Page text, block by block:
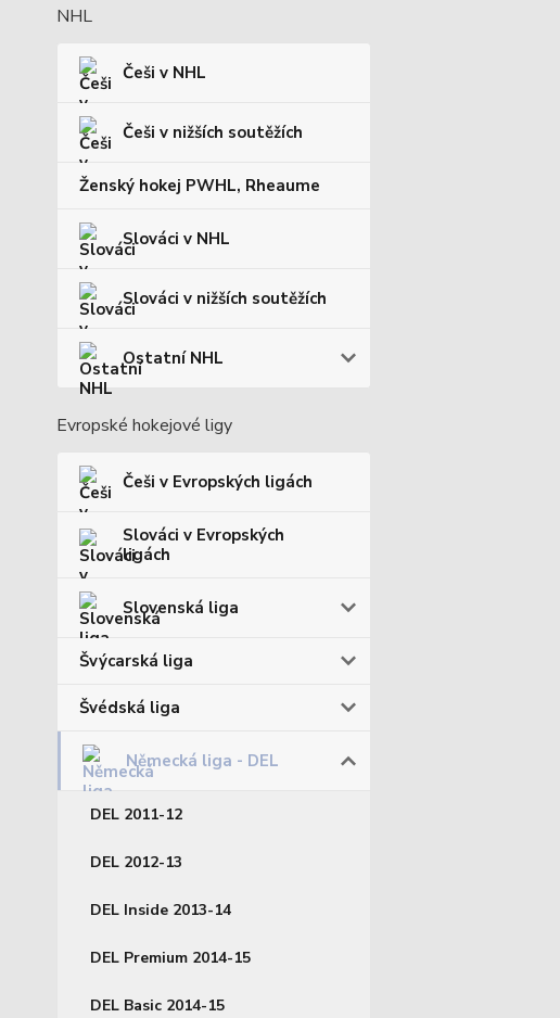
NHL
Češi v NHL
Češi v nižších soutěžích
Ženský hokej PWHL, Rheaume
Slováci v NHL
Slováci v nižších soutěžích
Ostatní NHL
Evropské hokejové ligy
Češi v Evropských ligách
Slováci v Evropských
ligách
Slovenská liga
Švýcarská liga
Švédská liga
Německá liga - DEL
DEL 2011-12
DEL 2012-13
DEL Inside 2013-14
DEL Premium 2014-15
DEL Basic 2014-15